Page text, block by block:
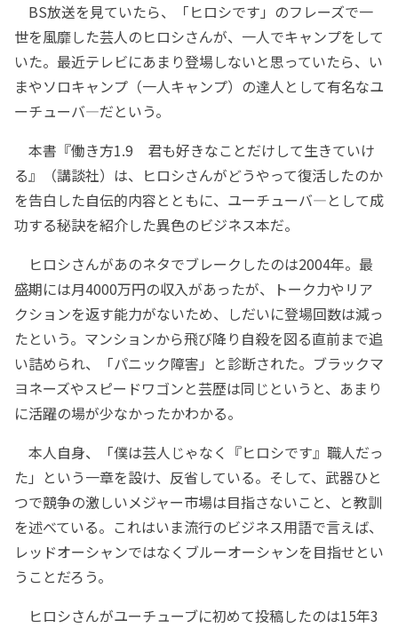
BS放送を見ていたら、「ヒロシです」のフレーズで一
世を風靡した芸人のヒロシさんが、一人でキャンプをして
いた。最近テレビにあまり登場しないと思っていたら、い
まやソロキャンプ（一人キャンプ）の達人として有名なユ
ーチューバ―だという。
本書『働き方1.9 君も好きなことだけして生きていけ
る』（講談社）は、ヒロシさんがどうやって復活したのか
を告白した自伝的内容とともに、ユーチューバ―として成
功する秘訣を紹介した異色のビジネス本だ。
ヒロシさんがあのネタでブレークしたのは2004年。最
盛期には月4000万円の収入があったが、トーク力やリア
クションを返す能力がないため、しだいに登場回数は減っ
たという。マンションから飛び降り自殺を図る直前まで追
い詰められ、「パニック障害」と診断された。ブラックマ
ヨネーズやスピードワゴンと芸歴は同じというと、あまり
に活躍の場が少なかったかわかる。
本人自身、「僕は芸人じゃなく『ヒロシです』職人だっ
た」という一章を設け、反省している。そして、武器ひと
つで競争の激しいメジャー市場は目指さないこと、と教訓
を述べている。これはいま流行のビジネス用語で言えば、
レッドオーシャンではなくブルーオーシャンを目指せとい
うことだろう。
ヒロシさんがユーチューブに初めて投稿したのは15年3